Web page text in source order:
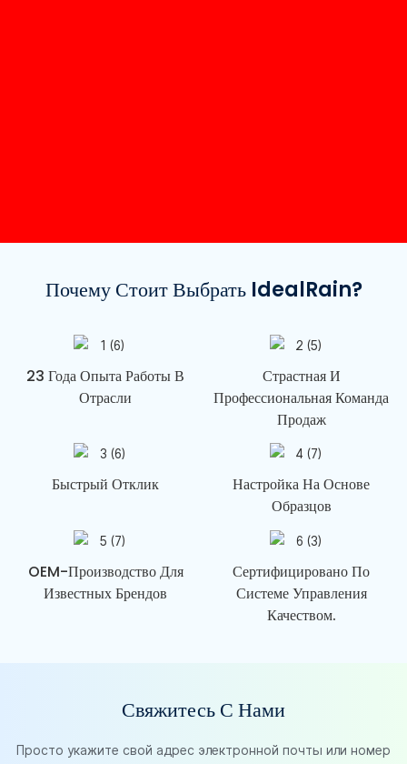
Почему Стоит Выбрать IdealRain?
23 Года Опыта Работы В
Отрасли
Страстная И
Профессиональная Команда
Продаж
Быстрый Отклик
Настройка На Основе
Образцов
OEM-Производство Для
Известных Брендов
Сертифицировано По
Системе Управления
Качеством.
Свяжитесь С Нами
Просто укажите свой адрес электронной почты или номер